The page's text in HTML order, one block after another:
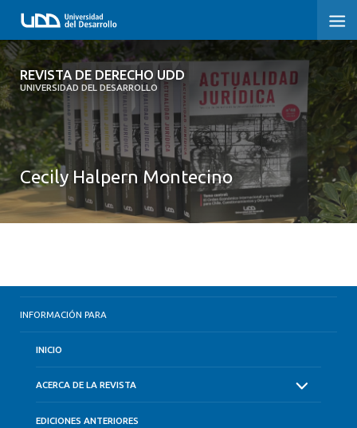
REVISTA DE DERECHO UDD
UNIVERSIDAD DEL DESARROLLO
REVISTA DE DERECHO UDD
INICIO
ACERCA DE LA REVISTA
EDICIONES ANTERIORES
CONVOCATORIA
Cecily Halpern Montecino
INFORMACIÓN PARA
INICIO
ACERCA DE LA REVISTA
EDICIONES ANTERIORES